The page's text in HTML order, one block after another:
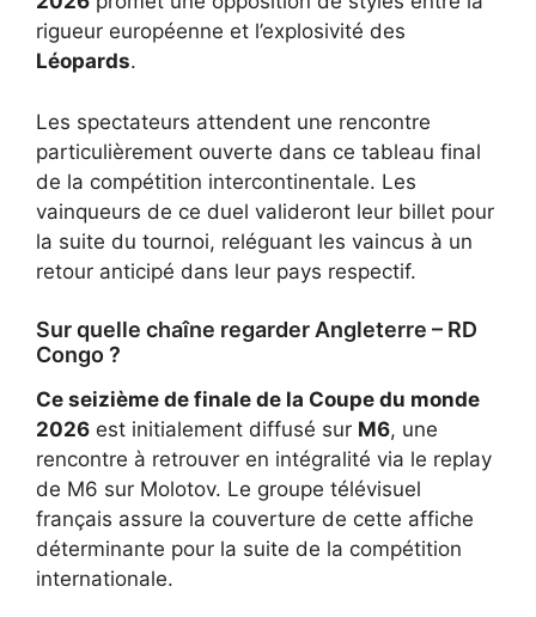
rigueur européenne et l’explosivité des
Léopards.
Les spectateurs attendent une rencontre
particulièrement ouverte dans ce tableau final
de la compétition intercontinentale. Les
vainqueurs de ce duel valideront leur billet pour
la suite du tournoi, reléguant les vaincus à un
retour anticipé dans leur pays respectif.
Sur quelle chaîne regarder Angleterre – RD
Congo ?
Ce seizième de finale de la Coupe du monde
2026 est initialement diffusé sur M6, une
rencontre à retrouver en intégralité via le replay
de M6 sur Molotov. Le groupe télévisuel
français assure la couverture de cette affiche
déterminante pour la suite de la compétition
internationale.